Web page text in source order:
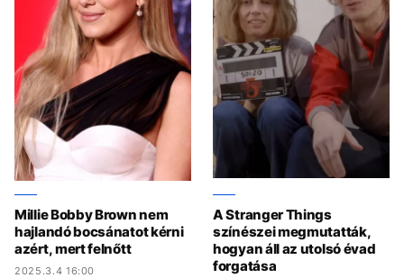
Millie Bobby Brown nem
hajlandó bocsánatot kérni
azért, mert felnőtt
2025.3.4 16:00
A Stranger Things
színészei megmutatták,
hogyan áll az utolsó évad
forgatása